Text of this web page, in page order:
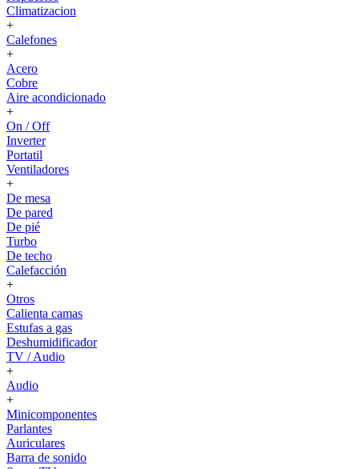
Climatizacion
+
Calefones
+
Acero
Cobre
Aire acondicionado
+
On / Off
Inverter
Portatil
Ventiladores
+
De mesa
De pared
De pié
Turbo
De techo
Calefacción
+
Otros
Calienta camas
Estufas a gas
Deshumidificador
TV / Audio
+
Audio
+
Minicomponentes
Parlantes
Auriculares
Barra de sonido